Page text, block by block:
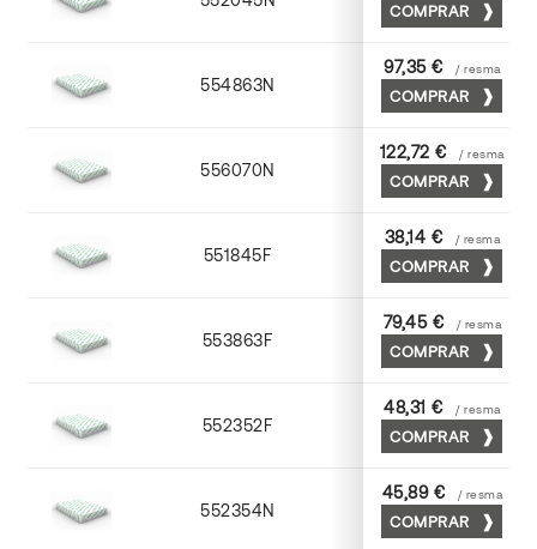
COMPRAR
554863N 63 x 88
97,35 € / resma
COMPRAR
556070N 70 x 100
122,72 € / resma
COMPRAR
551845F 45 x 64
38,14 € / resma
COMPRAR
553863F 63 x 88
79,45 € / resma
COMPRAR
552352F 52 x 70
48,31 € / resma
COMPRAR
552354N 52 x 70
45,89 € / resma
COMPRAR